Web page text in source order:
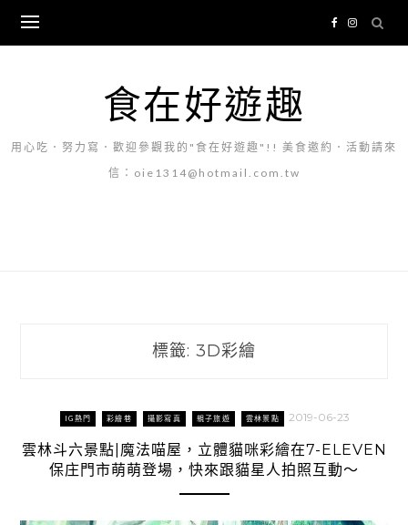
content
食在好遊趣
用心吃．努力寫．歡迎參觀我的"食在好遊趣"!! 美食邀約．活動請來
信：oie1314@hotmail.com.tw
標籤: 3D彩繪
IG熱門 彩繪巷 攝影寫真 親子旅遊 雲林景點 2019-06-23
雲林斗六景點|魔法喵屋，立體貓咪彩繪在7-ELEVEN
保庄門市萌萌登場，快來跟貓星人拍照互動～